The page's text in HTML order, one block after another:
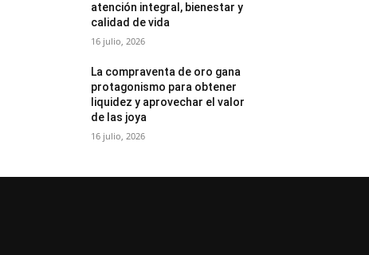
atención integral, bienestar y
calidad de vida
16 julio, 2026
La compraventa de oro gana
protagonismo para obtener
liquidez y aprovechar el valor
de las joya
16 julio, 2026